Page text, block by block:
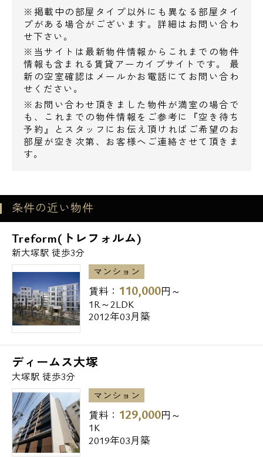
その他、カスタリア大塚周辺のデザイナーズ
マンションを
多数ご紹介可能です。
当日の内見でも経験豊富なスタッフがご案内
致しますので
エスアールホームまでお気軽にお問い合わせ
ください。
※掲載中の部屋タイプ以外にも異なる部屋タイ
プがある場合がございます。詳細はお問い合わ
せ下さい。
※当サイトは最新物件情報からこれまでの物件
情報も含まれる賃貸アーカイブサイトです。 最
新の空室確認はメールかお電話にてお問い合わ
せください。
※お問い合わせ頂きました物件が満室の場合で
も、これまでの物件情報をご参考に『空き待ち
予約』とスタッフにお伝え頂ければご希望のお
部屋が空き次第、お客様へご連絡させて頂きま
す。
条件の近い物件
Treform(トレフォルム)
新大塚駅 徒歩3分
マンション
賃料： 110,000円～
1R～2LDK
2012年03月築
ディームス大塚
大塚駅 徒歩3分
マンション
賃料： 129,000円～
1K
2019年03月築
電話でお問い合わせ
営業時間 10：00～18：00
メールでお問い合わせ
お問い合わせ